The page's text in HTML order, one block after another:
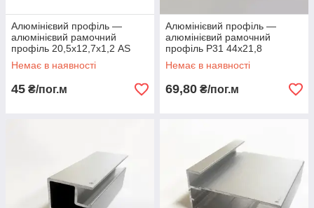
Алюмінієвий профіль —
алюмінієвий рамочний
профіль 20,5х12,7х1,2 AS
Немає в наявності
45 ₴/пог.м
Алюмінієвий профіль —
алюмінієвий рамочний
профіль Р31 44х21,8
Немає в наявності
69,80 ₴/пог.м